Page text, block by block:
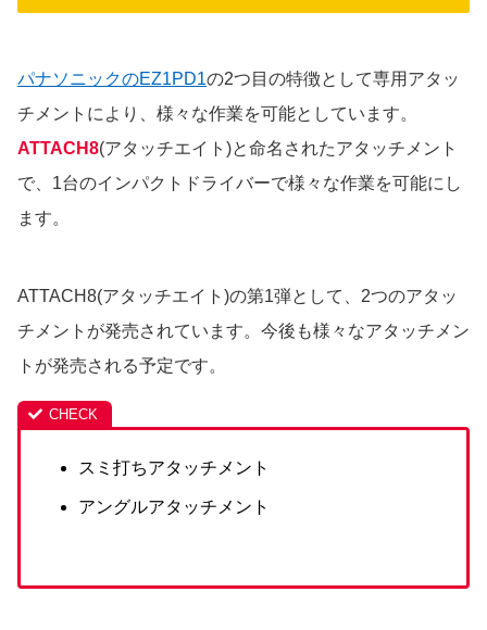
パナソニックのEZ1PD1の2つ目の特徴として専用アタッ
チメントにより、様々な作業を可能としています。
ATTACH8(アタッチエイト)と命名されたアタッチメント
で、1台のインパクトドライバーで様々な作業を可能にし
ます。
ATTACH8(アタッチエイト)の第1弾として、2つのアタッ
チメントが発売されています。今後も様々なアタッチメン
トが発売される予定です。
スミ打ちアタッチメント
アングルアタッチメント